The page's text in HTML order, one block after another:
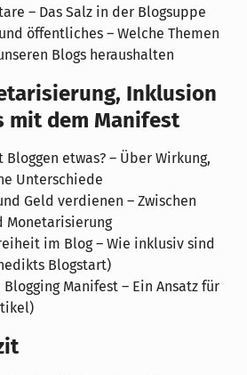
– Das Salz in der Blogsuppe
öffentliches – Welche Themen
Blogs heraushalten
Inklusion
mit dem Manifest
Bloggen etwas? – Über Wirkung,
Unterschiede
Geld verdienen – Zwischen
Monetarisierung
im Blog – Wie inklusiv sind
Blogstart)
Blogging Manifest – Ein Ansatz für